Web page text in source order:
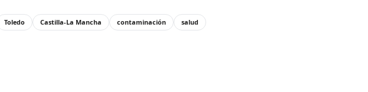
Toledo Castilla-La Mancha contaminación salud